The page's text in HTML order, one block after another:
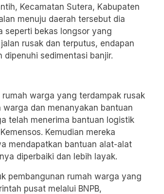
Kecamatan Sutera, Kabupaten
menuju daerah tersebut dia
seperti bekas longsor yang
rusak dan terputus, endapan
dipenuhi sedimentasi banjir.
warga yang terdampak rusak
dan menanyakan bantuan
telah menerima bantuan logistik
Kemudian mereka
mendapatkan bantuan alat-alat
diperbaiki dan lebih layak.
pembangunan rumah warga yang
pusat melalui BNPB,